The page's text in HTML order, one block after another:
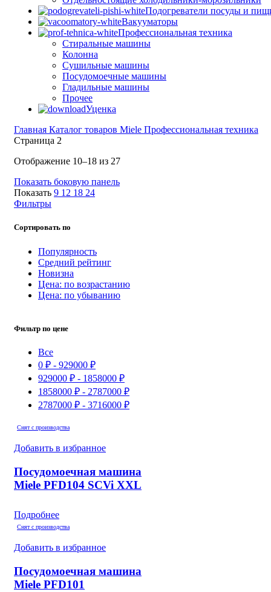
Подогреватели посуды и
Вакууматоры
Профессиональная техника
Стиральные машины
Колонна
Сушильные машины
Посудомоечные машины
Гладильные машины
Прочее
Уценка
Главная Каталог товаров Miele Профессиональная техника
Страница 2
Отображение 10–18 из 27Сортировка:
Показать боковую панель
Показать 9 12 18 24
Фильтры
Сортировать по
Популярность
Средний рейтинг
Новизна
Цена: по возрастанию
Цена: по убыванию
Фильтр по цене
Все
0 ₽ - 929000 ₽
929000 ₽ - 1858000 ₽
1858000 ₽ - 2787000 ₽
2787000 ₽ - 3716000 ₽
Снят с производства
Добавить в избранное
Посудомоечная машина
Miele PFD104 SCVi XXL
Подробнее
Снят с производства
Добавить в избранное
Посудомоечная машина
Miele PFD101